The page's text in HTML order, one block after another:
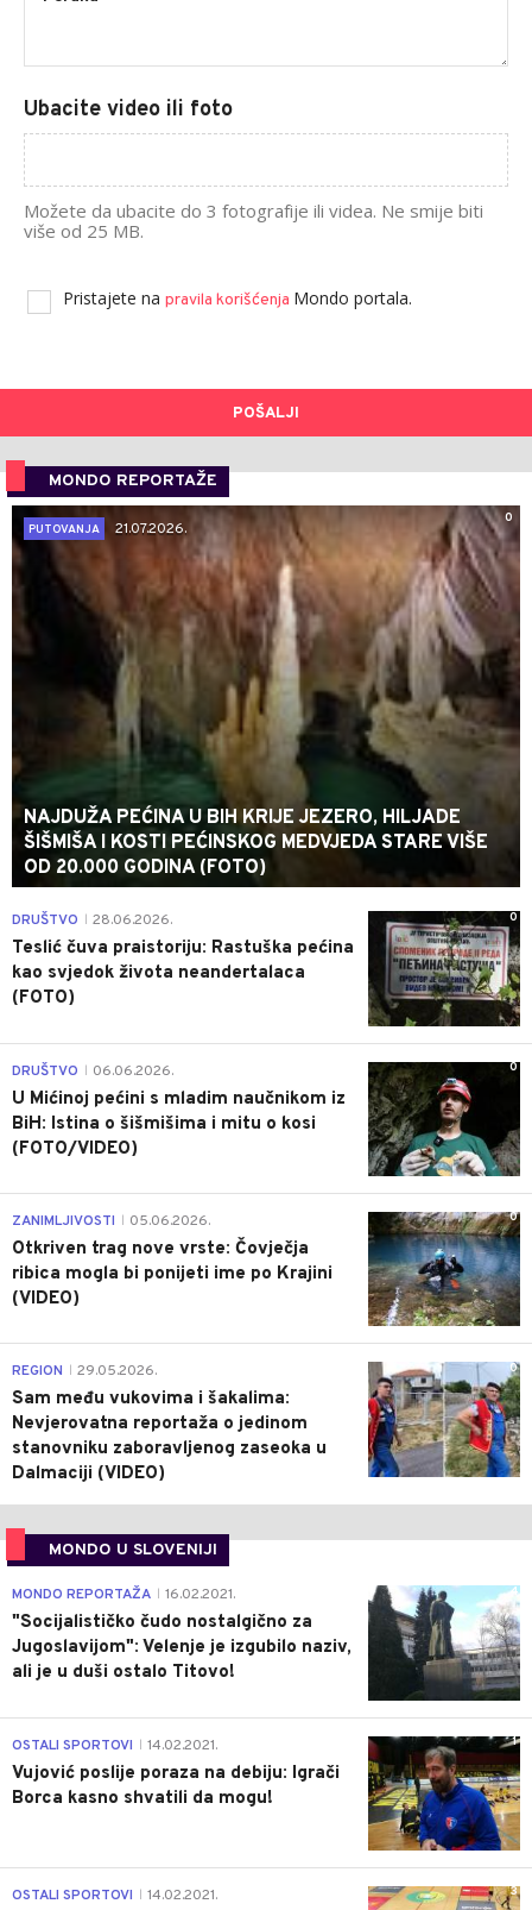
Ubacite video ili foto
Možete da ubacite do 3 fotografije ili videa. Ne smije biti
više od 25 MB.
Pristajete na pravila korišćenja Mondo portala.
POŠALJI
MONDO REPORTAŽE
0
PUTOVANJA
21.07.2026.
NAJDUŽA PEĆINA U BIH KRIJE JEZERO, HILJADE
ŠIŠMIŠA I KOSTI PEĆINSKOG MEDVJEDA STARE VIŠE
OD 20.000 GODINA (FOTO)
0
DRUŠTVO 28.06.2026.
Teslić čuva praistoriju: Rastuška pećina
kao svjedok života neandertalaca
(FOTO)
0
DRUŠTVO 06.06.2026.
U Mićinoj pećini s mladim naučnikom iz
BiH: Istina o šišmišima i mitu o kosi
(FOTO/VIDEO)
0
ZANIMLJIVOSTI 05.06.2026.
Otkriven trag nove vrste: Čovječja
ribica mogla bi ponijeti ime po Krajini
(VIDEO)
0
REGION 29.05.2026.
Sam među vukovima i šakalima:
Nevjerovatna reportaža o jedinom
stanovniku zaboravljenog zaseoka u
Dalmaciji (VIDEO)
MONDO U SLOVENIJI
4
MONDO REPORTAŽA 16.02.2021.
"Socijalističko čudo nostalgično za
Jugoslavijom": Velenje je izgubilo naziv,
ali je u duši ostalo Titovo!
1
OSTALI SPORTOVI 14.02.2021.
Vujović poslije poraza na debiju: Igrači
Borca kasno shvatili da mogu!
3
OSTALI SPORTOVI 14.02.2021.